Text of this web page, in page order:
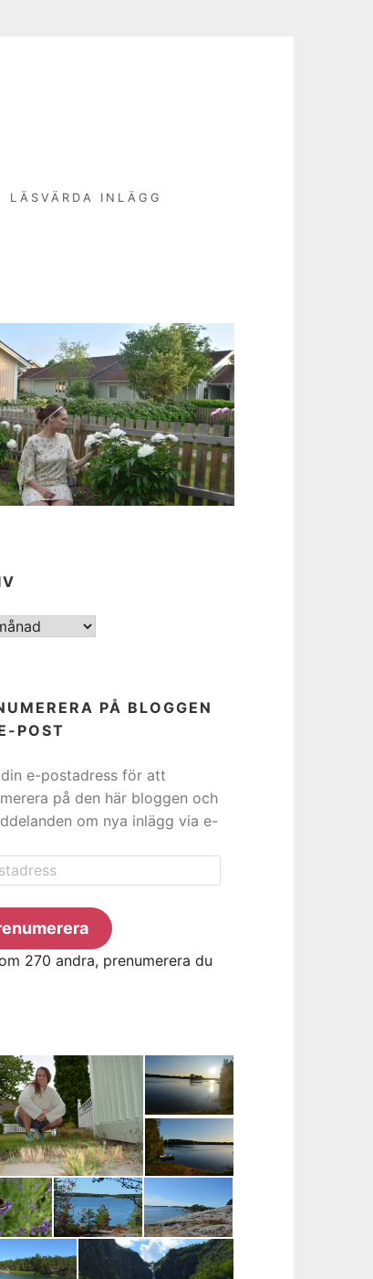
LÄSVÄRDA INLÄGG
PÅ BLOGGEN
POST
e-postadress för att
på den här bloggen och
om nya inlägg via e-
270 andra, prenumerera du